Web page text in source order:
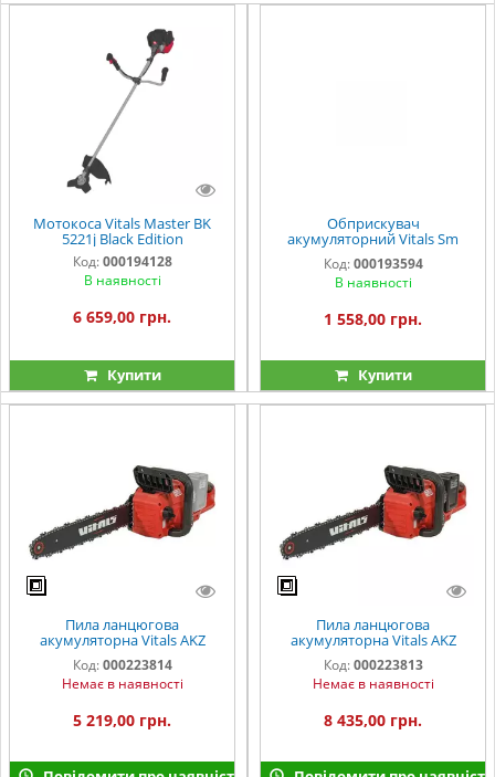
Мотокоса Vitals Master BK
5221j Black Edition
Код: 000194128
В наявності
6 659,00 грн.
Купити
Обприскувач
акумуляторний Vitals Sm
112о
Код: 000193594
В наявності
1 558,00 грн.
Купити
Пила ланцюгова
акумуляторна Vitals AKZ
3640s
Код: 000223814
Немає в наявності
5 219,00 грн.
Пила ланцюгова
акумуляторна Vitals AKZ
3640s Kit
Код: 000223813
Немає в наявності
8 435,00 грн.